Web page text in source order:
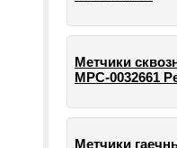
Метчики
МРС-0032661
Метчики